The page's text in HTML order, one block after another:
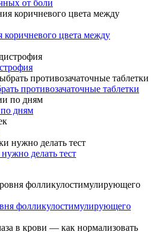
от боли
цвета между
противозачаточные таблетки
дням
делать тест
фолликулостимулирующего